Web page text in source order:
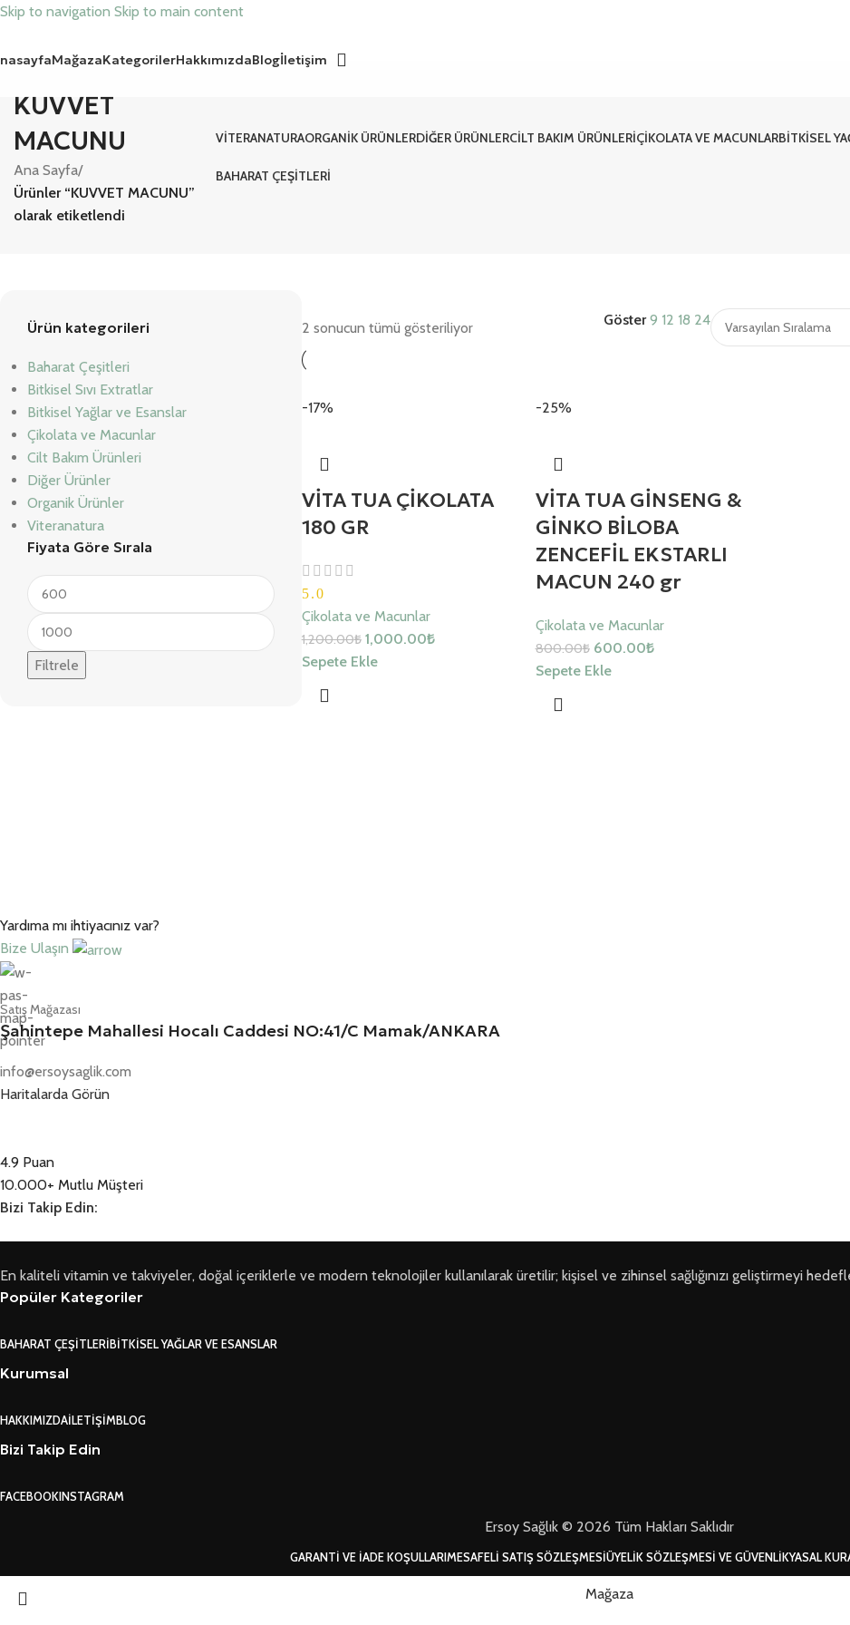
Skip to navigation Skip to main content
MağazaKategorilerHakkımızdaBlogİletişim
KUVVET
MACUNU
Ana Sayfa/
Ürünler “KUVVET MACUNU”
olarak etiketlendi
VITERANATURAORGANIK ÜRÜNLERDIĞER ÜRÜNLERCILT BAKIM ÜRÜNLERIÇIKOLATA VE MACUNLARBITKISEL
BAHARAT ÇEŞITLERI
Ürün kategorileri
Baharat Çeşitleri
Bitkisel Sıvı Extratlar
Bitkisel Yağlar ve Esanslar
Çikolata ve Macunlar
Cilt Bakım Ürünleri
Diğer Ürünler
Organik Ürünler
Viteranatura
Fiyata Göre Sırala
Filtrele
2 sonucun tümü gösteriliyor Göster9 12 18 24
-17%
VİTA TUA ÇİKOLATA
180 GR
5.0
Çikolata ve Macunlar
1,200.00₺ 1,000.00₺
Sepete Ekle
-25%
VİTA TUA GİNSENG &
GİNKO BİLOBA
ZENCEFİL EKSTARLI
MACUN 240 gr
Çikolata ve Macunlar
800.00₺ 600.00₺
Sepete Ekle
Yardıma mı ihtiyacınız var?
Bize Ulaşın
Satış Mağazası
Şahintepe Mahallesi Hocalı Caddesi NO:41/C Mamak/ANKARA
info@ersoysaglik.com
Haritalarda Görün
4.9 Puan
10.000+ Mutlu Müşteri
Bizi Takip Edin:
En kaliteli vitamin ve takviyeler, doğal içeriklerle ve modern teknolojiler kullanılarak üretilir; kişisel ve zihinsel sağlığınızı geliştirmeyi
Popüler Kategoriler
BAHARAT ÇEŞITLERIBITKISEL YAĞLAR VE ESANSLAR
Kurumsal
HAKKIMIZDAİLETIŞIMBLOG
Bizi Takip Edin
FACEBOOKINSTAGRAM
Ersoy Sağlık © 2026 Tüm Hakları Saklıdır
GARANTI VE İADE KOŞULLARIMESAFELI SATIŞ SÖZLEŞMESIÜYELIK SÖZLEŞMESI VE GÜVENLIKYASAL
Mağaza